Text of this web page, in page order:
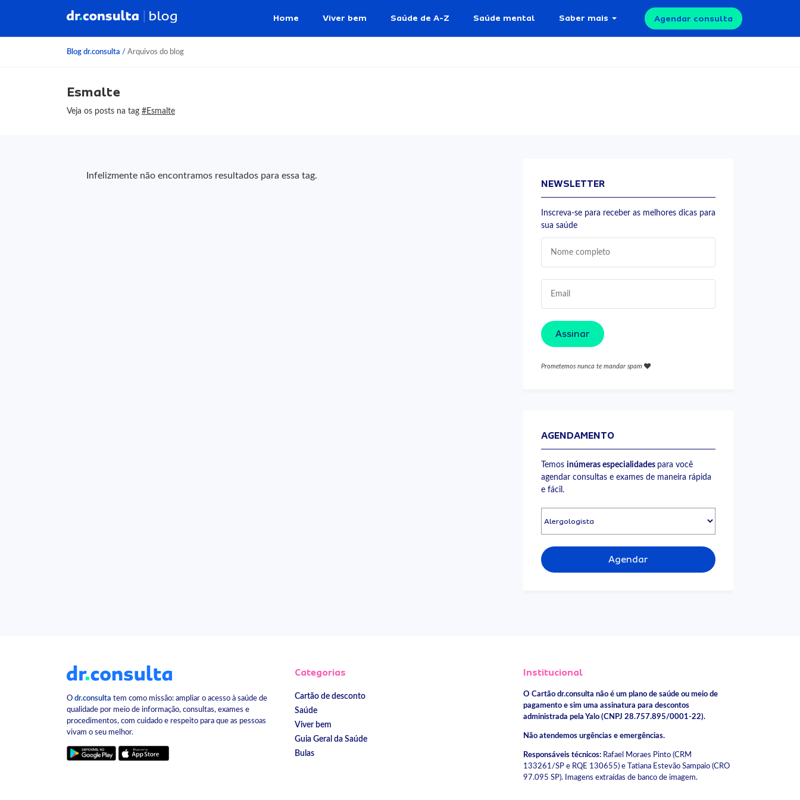
Home Viver bem Saúde de A-Z Saúde mental Saber mais Agendar consulta
Blog dr.consulta / Arquivos do blog
Esmalte
Veja os posts na tag #Esmalte
Infelizmente não encontramos resultados para essa tag.
NEWSLETTER
Inscreva-se para receber as melhores dicas para
sua saúde
Assinar
Prometemos nunca te mandar spam
AGENDAMENTO
Temos inúmeras especialidades para você
agendar consultas e exames de maneira rápida
e fácil.
Agendar
O dr.consulta tem como missão: ampliar o acesso à saúde de
qualidade por meio de informação, consultas, exames e
procedimentos, com cuidado e respeito para que as pessoas
vivam o seu melhor.
Categorias
Cartão de desconto
Saúde
Viver bem
Guia Geral da Saúde
Bulas
Institucional
O Cartão dr.consulta não é um plano de saúde ou meio de
pagamento e sim uma assinatura para descontos
administrada pela Yalo (CNPJ 28.757.895/0001-22).
Não atendemos urgências e emergências.
Responsáveis técnicos:Rafael Moraes Pinto (CRM
133261/SP e RQE 130655) e Tatiana Estevão Sampaio (CRO
97.095 SP). Imagens extraídas de banco de imagem.